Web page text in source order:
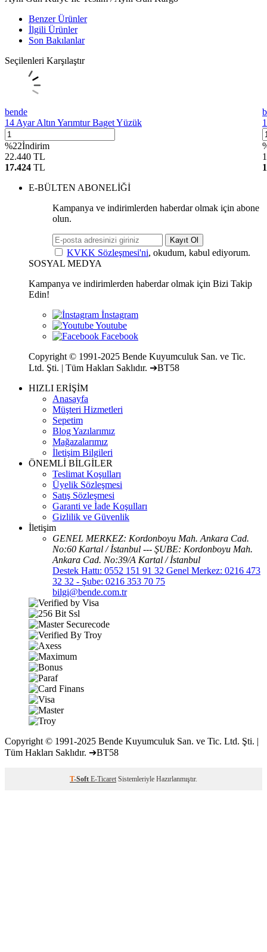
Benzer Ürünler
İlgili Ürünler
Son Bakılanlar
Seçilenleri Karşılaştır
bende
14 Ayar Altın Yarımtur Baget Yüzük
%22İndirim
22.440 TL
17.424 TL
E-BÜLTEN ABONELİĞİ
Kampanya ve indirimlerden haberdar olmak için abone
olun.
Kayıt Ol
KVKK Sözleşmesi'ni, okudum, kabul ediyorum.
SOSYAL MEDYA
Kampanya ve indirimlerden haberdar olmak için Bizi Takip
Edin!
Copyright © 1991-2025 Bende Kuyumculuk San. ve Tic.
Ltd. Şti. | Tüm Hakları Saklıdır. ➔BT58
HIZLI ERİŞİM
Anasayfa
Müşteri Hizmetleri
Sepetim
Blog Yazılarımız
Mağazalarımız
İletişim Bilgileri
ÖNEMLİ BİLGİLER
Teslimat Koşulları
Üyelik Sözleşmesi
Satış Sözleşmesi
Garanti ve İade Koşulları
Gizlilik ve Güvenlik
İletişim
GENEL MERKEZ: Kordonboyu Mah. Ankara Cad.
No:60 Kartal / İstanbul --- ŞUBE: Kordonboyu Mah.
Ankara Cad. No:39/A Kartal / İstanbul
Destek Hattı: 0552 151 91 32 Genel Merkez: 0216 473
32 32 - Şube: 0216 353 70 75
bilgi@bende.com.tr
Copyright © 1991-2025 Bende Kuyumculuk San. ve Tic. Ltd. Şti. |
Tüm Hakları Saklıdır. ➔BT58
T-Soft E-Ticaret Sistemleriyle Hazırlanmıştır.